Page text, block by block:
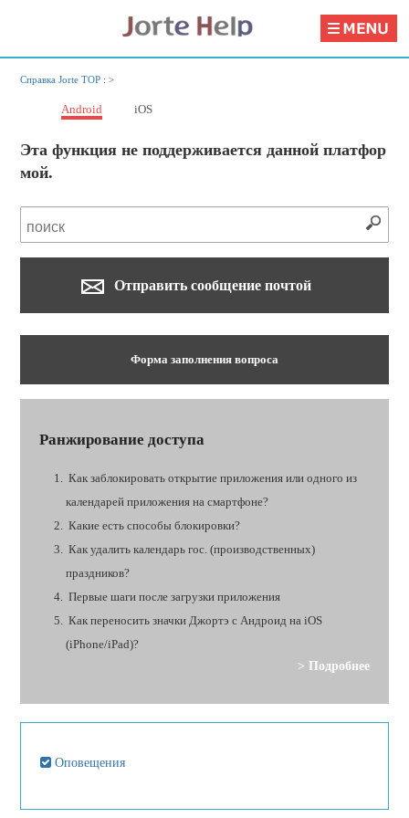
Справка Jorte TOP :>
Android iOS
Эта функция не поддерживается данной платфор
мой.
Отправить сообщение почтой
Форма заполнения вопроса
Ранжирование доступа
Как заблокировать открытие приложения или одного из
календарей приложения на смартфоне?
Какие есть способы блокировки?
Как удалить календарь гос. (производственных)
праздников?
Первые шаги после загрузки приложения
Как переносить значки Джортэ с Андроид на iOS
(iPhone/iPad)?
> Подробнее
Оповещения